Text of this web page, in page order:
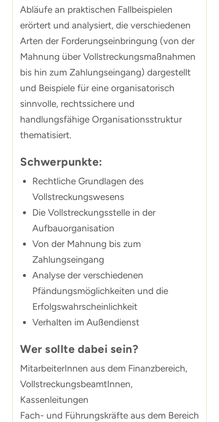
Abläufe an praktischen Fallbeispielen
erörtert und analysiert, die verschiedenen
Arten der Forderungseinbringung (von der
Mahnung über Vollstreckungsmaßnahmen
bis hin zum Zahlungseingang) dargestellt
und Beispiele für eine organisatorisch
sinnvolle, rechtssichere und
handlungsfähige Organisationsstruktur
thematisiert.
Schwerpunkte:
Rechtliche Grundlagen des
Vollstreckungswesens
Die Vollstreckungsstelle in der
Aufbauorganisation
Von der Mahnung bis zum
Zahlungseingang
Analyse der verschiedenen
Pfändungsmöglichkeiten und die
Erfolgswahrscheinlichkeit
Verhalten im Außendienst
Wer sollte dabei sein?
MitarbeiterInnen aus dem Finanzbereich,
VollstreckungsbeamtInnen,
Kassenleitungen
Fach- und Führungskräfte aus dem Bereich